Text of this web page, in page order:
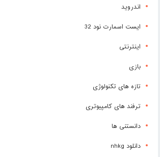
اندروید
ایست اسمارت نود 32
اینترنتی
بازی
تازه های تکنولوژی
ترفند های کامپیوتری
دانستنی ها
دانلود nhkg